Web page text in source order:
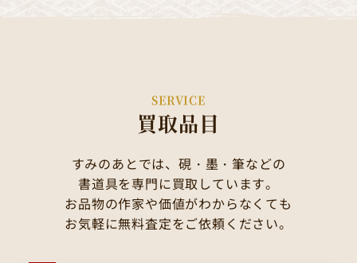
SERVICE
買取品目
すみのあとでは、硯・墨・筆などの
書道具を専門に買取しています。
お品物の作家や価値がわからなくても
お気軽に無料査定をご依頼ください。